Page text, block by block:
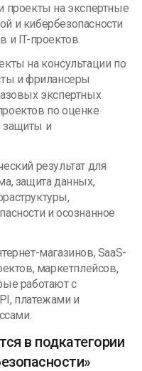
проекты на экспертные
и кибербезопасности
и IT-проектов.
на консультации по
и фрилансеры
экспертных
по оценке
защиты и
результат для
защита данных,
и осознанное
магазинов, SaaS-
маркетплейсов,
работают с
платежами и
в подкатегории